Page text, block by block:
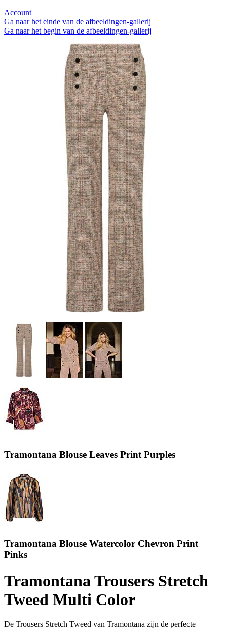
Account
Ga naar het einde van de afbeeldingen-gallerij
Ga naar het begin van de afbeeldingen-gallerij
Tramontana Blouse Leaves Print Purples
Tramontana Blouse Watercolor Chevron Print
Pinks
Tramontana Trousers Stretch
Tweed Multi Color
De Trousers Stretch Tweed van Tramontana zijn de perfecte